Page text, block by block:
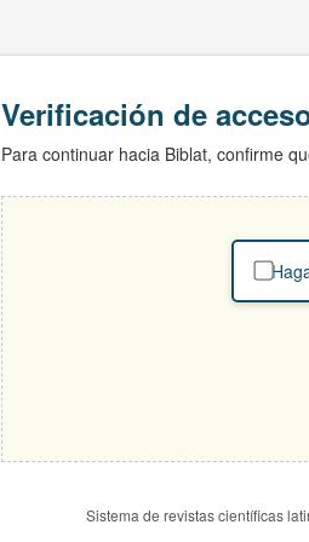
Verificación de
Para continuar hacia Biblat, confirme
Sistema de revistas científicas